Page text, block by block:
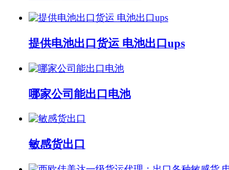
提供电池出口货运 电池出口ups
哪家公司能出口电池
敏感货出口